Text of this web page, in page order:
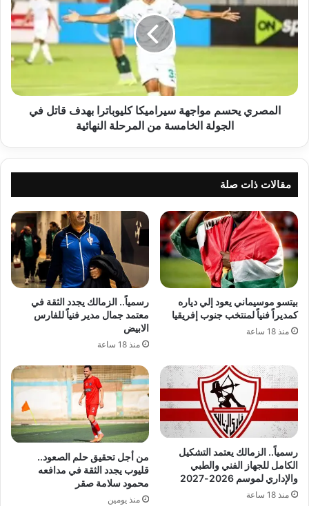
مواجهة
سيراميكا
كليوباترا
بهدف
الجولة
الخامسةالمصري يحسم مواجهة سيراميكا كليوباترا بهدف قاتل في
الجولة الخامسة من المرحلة النهائية
مقالات ذات صلة
بيتسو موسيماني يعود إلي دياره
كمديراً فنياً لمنتخب جنوب إفريقيا
منذ 18 ساعة
رسمياً.. الزمالك يجدد الثقة في
معتمد جمال مدير فنياً للفارس
الابيض
منذ 18 ساعة
رسمياً.. الزمالك يعتمد التشكيل
الكامل للجهاز الفني والطبي
والإداري لموسم 2026-2027
منذ 18 ساعة
من أجل تحقيق حلم الصعود..
قليوب يجدد الثقة في مدافعه
محمود سلامة صقر
منذ يومين